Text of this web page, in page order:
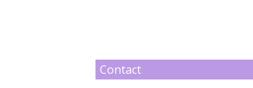
Contact